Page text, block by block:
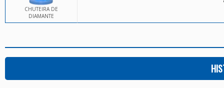
CHUTEIRA DE
DIAMANTE